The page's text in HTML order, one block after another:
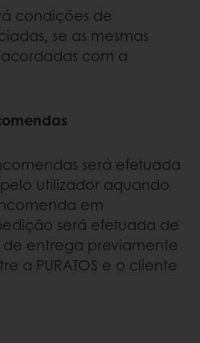
condições de
se as mesmas
com a
será efetuada
utilizador aquando
em
será efetuada de
entrega previamente
a PURATOS e o cliente